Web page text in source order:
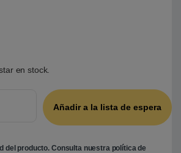
en stock.
del producto. Consulta nuestra política de